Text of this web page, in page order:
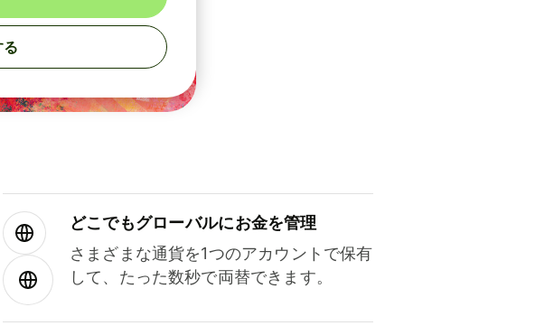
どこでもグ⁠ロ⁠ー⁠バ⁠ルにお金を管理
さまざまな通貨を1つのアカウントで保有
して、たった数秒で両替できます。